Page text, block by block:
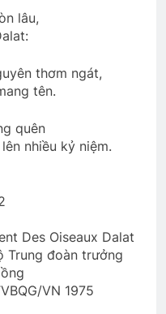
chương 19
An K25
VBQG và các sĩ
lâu,
thơm ngát,
tên.
quên
nhiều kỷ niệm.
Des Oiseaux Dalat
Trung đoàn trưởng
VN 1975